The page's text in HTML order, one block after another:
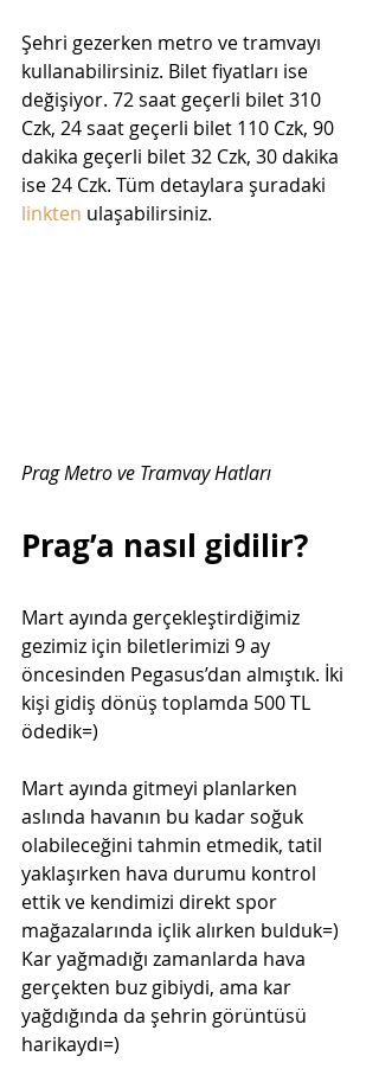
Şehri gezerken metro ve tramvayı
kullanabilirsiniz. Bilet fiyatları ise
değişiyor. 72 saat geçerli bilet 310
Czk, 24 saat geçerli bilet 110 Czk, 90
dakika geçerli bilet 32 Czk, 30 dakika
ise 24 Czk. Tüm detaylara şuradaki
linkten ulaşabilirsiniz.
Prag Metro ve Tramvay Hatları
Prag’a nasıl gidilir?
Mart ayında gerçekleştirdiğimiz
gezimiz için biletlerimizi 9 ay
öncesinden Pegasus’dan almıştık. İki
kişi gidiş dönüş toplamda 500 TL
ödedik=)
Mart ayında gitmeyi planlarken
aslında havanın bu kadar soğuk
olabileceğini tahmin etmedik, tatil
yaklaşırken hava durumu kontrol
ettik ve kendimizi direkt spor
mağazalarında içlik alırken bulduk=)
Kar yağmadığı zamanlarda hava
gerçekten buz gibiydi, ama kar
yağdığında da şehrin görüntüsü
harikaydı=)